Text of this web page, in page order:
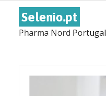
Selenio.pt
Pharma Nord Portugal